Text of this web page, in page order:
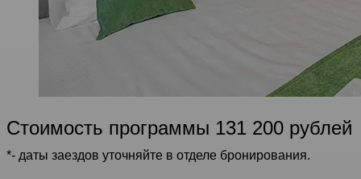
Стоимость программы 131 200 рублей
*- даты заездов уточняйте в отделе бронирования.